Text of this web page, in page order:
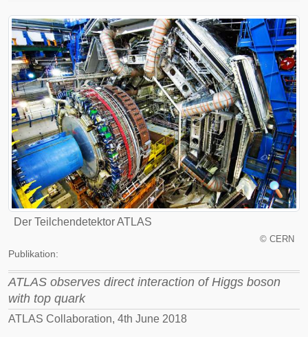
Der Teilchendetektor ATLAS
© CERN
Publikation:
ATLAS observes direct interaction of Higgs boson
with top quark
ATLAS Collaboration, 4th June 2018